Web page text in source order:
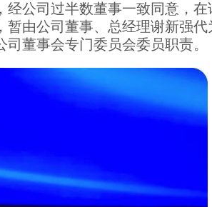
公司过半数董事一致同意，在
由公司董事、总经理谢新强代
董事会专门委员会委员职责。